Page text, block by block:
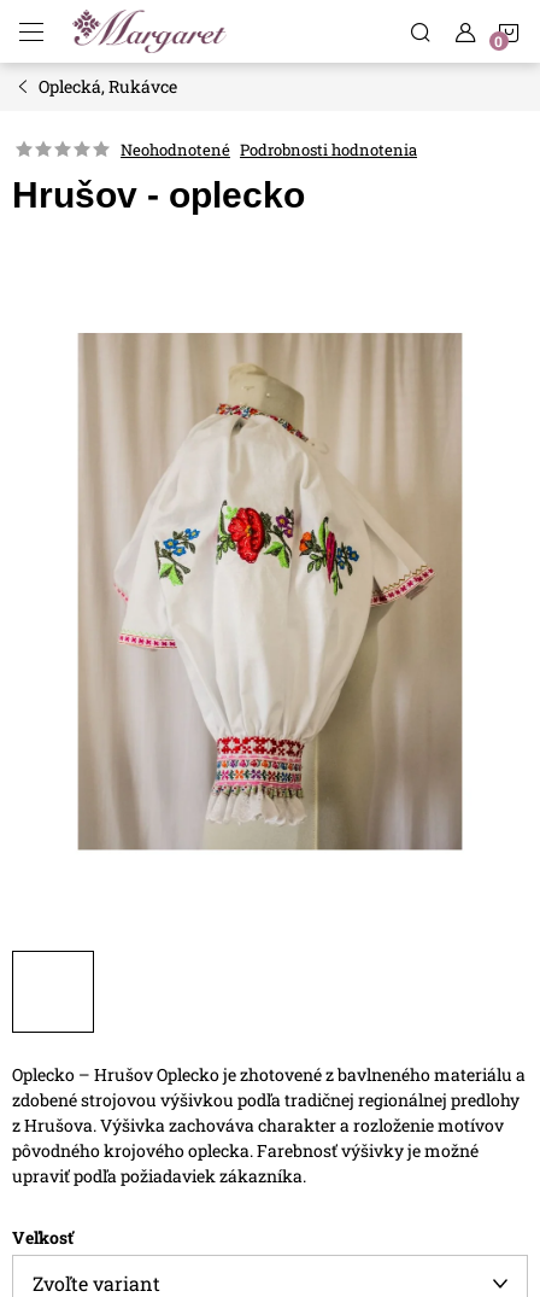
obsah
Oplecká, Rukávce
Neohodnotené Podrobnosti hodnotenia
Hrušov - oplecko
Oplecko – HrušovOplecko je zhotovené z bavlneného materiálu a
zdobené strojovou výšivkou podľa tradičnej regionálnej predlohy
z Hrušova.Výšivka zachováva charakter a rozloženie motívov
pôvodného krojového oplecka. Farebnosť výšivky je možné
upraviť podľa požiadaviek zákazníka.
Veľkosť